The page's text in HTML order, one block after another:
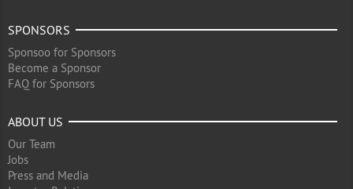
SPONSORS
Sponsoo for Sponsors
Become a Sponsor
FAQ for Sponsors
ABOUT US
Our Team
Jobs
Press and Media